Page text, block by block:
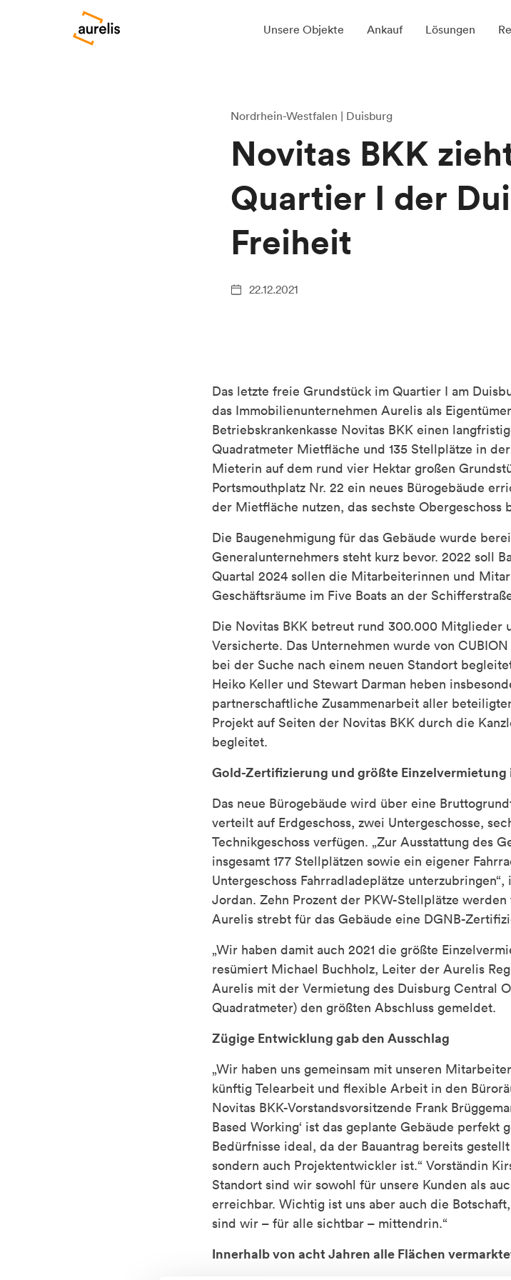
Unsere Objekte Ankauf Lösungen
Nordrhein-Westfalen | Duisburg
Novitas BKK
Quartier I der
Freiheit
22.12.2021
Das letzte freie Grundstück im Quartier I am
das Immobilienunternehmen Aurelis als
Betriebskrankenkasse Novitas BKK einen
Quadratmeter Mietfläche und 135 Stellplätze in
Mieterin auf dem rund vier Hektar großen
Portsmouthplatz Nr. 22 ein neues Bürogebäude
der Mietfläche nutzen, das sechste Obergeschoss
Die Baugenehmigung für das Gebäude wurde
Generalunternehmers steht kurz bevor. 2022 soll
Quartal 2024 sollen die Mitarbeiterinnen und
Geschäftsräume im Five Boats an der
Die Novitas BKK betreut rund 300.000 Mitglieder
Versicherte. Das Unternehmen wurde von
bei der Suche nach einem neuen Standort
Heiko Keller und Stewart Darman heben
partnerschaftliche Zusammenarbeit aller
Projekt auf Seiten der Novitas BKK durch die
begleitet.
Gold-Zertifizierung und größte Einzelvermietung
Das neue Bürogebäude wird über eine
verteilt auf Erdgeschoss, zwei Untergeschosse,
Technikgeschoss verfügen. „Zur Ausstattung des
insgesamt 177 Stellplätzen sowie ein eigener
Untergeschoss Fahrradladeplätze
Jordan. Zehn Prozent der PKW-Stellplätze
Aurelis strebt für das Gebäude eine DGNB-
„Wir haben damit auch 2021 die größte
resümiert Michael Buchholz, Leiter der Aurelis
Aurelis mit der Vermietung des Duisburg Central
Quadratmeter) den größten Abschluss gemeldet.
Zügige Entwicklung gab den Ausschlag
„Wir haben uns gemeinsam mit unseren
künftig Telearbeit und flexible Arbeit in den
Novitas BKK-Vorstandsvorsitzende Frank
Based Working‘ ist das geplante Gebäude perfekt
Bedürfnisse ideal, da der Bauantrag bereits
sondern auch Projektentwickler ist.“ Vorständin
Standort sind wir sowohl für unsere Kunden als
erreichbar. Wichtig ist uns aber auch die
sind wir – für alle sichtbar – mittendrin.“
Innerhalb von acht Jahren alle Flächen